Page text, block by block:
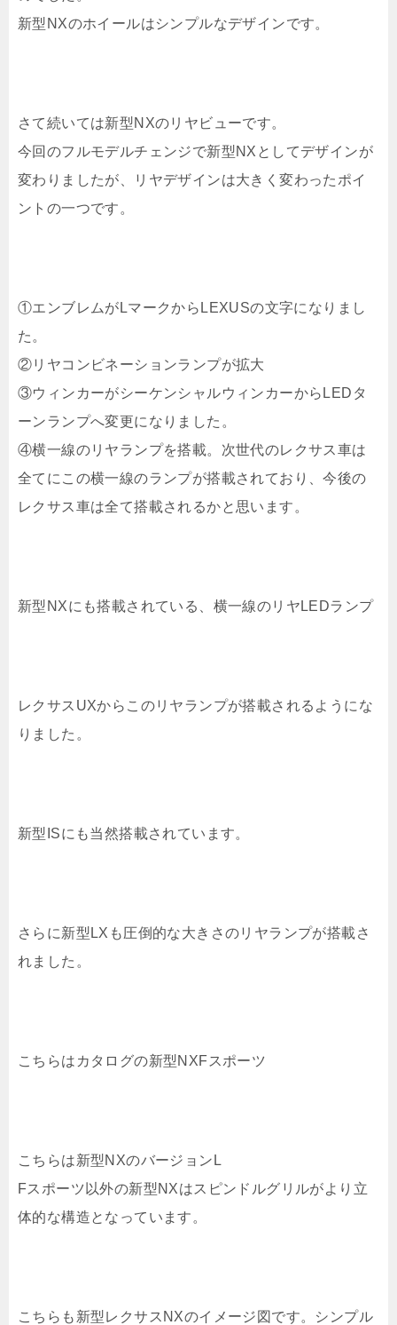
新型NXのホイールはシンプルなデザインです。
さて続いては新型NXのリヤビューです。
今回のフルモデルチェンジで新型NXとしてデザインが
変わりましたが、リヤデザインは大きく変わったポイ
ントの一つです。
①エンブレムがLマークからLEXUSの文字になりまし
た。
②リヤコンビネーションランプが拡大
③ウィンカーがシーケンシャルウィンカーからLEDタ
ーンランプへ変更になりました。
④横一線のリヤランプを搭載。次世代のレクサス車は
全てにこの横一線のランプが搭載されており、今後の
レクサス車は全て搭載されるかと思います。
新型NXにも搭載されている、横一線のリヤLEDランプ
レクサスUXからこのリヤランプが搭載されるようにな
りました。
新型ISにも当然搭載されています。
さらに新型LXも圧倒的な大きさのリヤランプが搭載さ
れました。
こちらはカタログの新型NXFスポーツ
こちらは新型NXのバージョンL
Fスポーツ以外の新型NXはスピンドルグリルがより立
体的な構造となっています。
こちらも新型レクサスNXのイメージ図です。シンプル